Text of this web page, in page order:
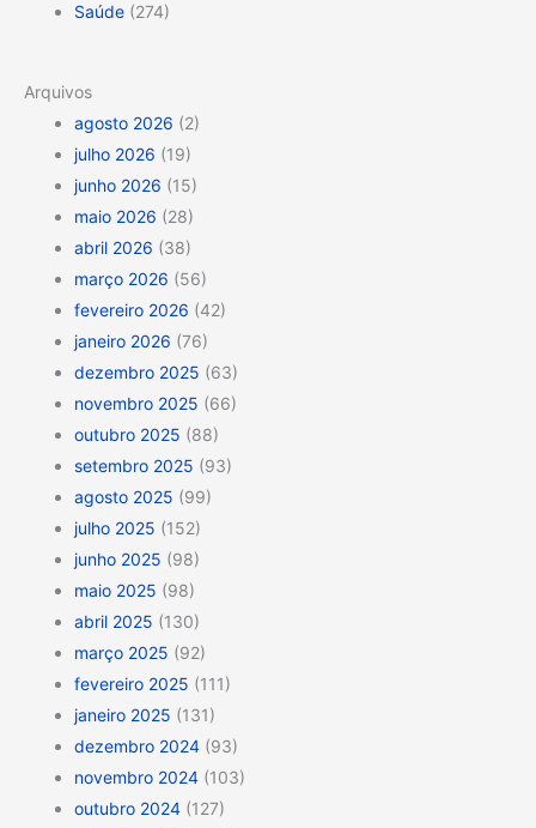
Saúde (274)
Arquivos
agosto 2026 (2)
julho 2026 (19)
junho 2026 (15)
maio 2026 (28)
abril 2026 (38)
março 2026 (56)
fevereiro 2026 (42)
janeiro 2026 (76)
dezembro 2025 (63)
novembro 2025 (66)
outubro 2025 (88)
setembro 2025 (93)
agosto 2025 (99)
julho 2025 (152)
junho 2025 (98)
maio 2025 (98)
abril 2025 (130)
março 2025 (92)
fevereiro 2025 (111)
janeiro 2025 (131)
dezembro 2024 (93)
novembro 2024 (103)
outubro 2024 (127)